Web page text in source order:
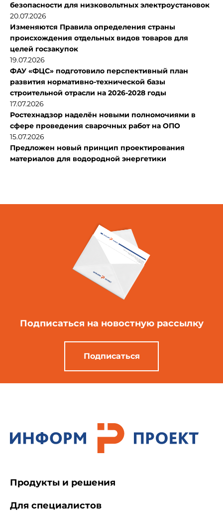
безопасности для низковольтных электроустановок
20.07.2026
Изменяются Правила определения страны
происхождения отдельных видов товаров для
целей госзакупок
19.07.2026
ФАУ «ФЦС» подготовило перспективный план
развития нормативно-технической базы
строительной отрасли на 2026-2028 годы
17.07.2026
Ростехнадзор наделён новыми полномочиями в
сфере проведения сварочных работ на ОПО
15.07.2026
Предложен новый принцип проектирования
материалов для водородной энергетики
Подписаться на новостную рассылку
Подписаться
Продукты и решения
Для специалистов